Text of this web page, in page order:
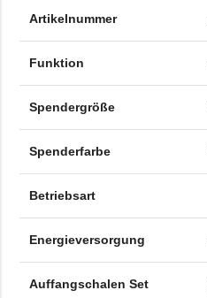
Artikelnummer
Funktion
Spendergröße
Spenderfarbe
Betriebsart
Energieversorgung
Auffangschalen Set